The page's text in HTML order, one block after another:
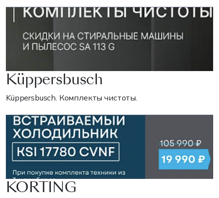
Küppersbusch
Küppersbusch. Комплекты чистоты.
KORTING